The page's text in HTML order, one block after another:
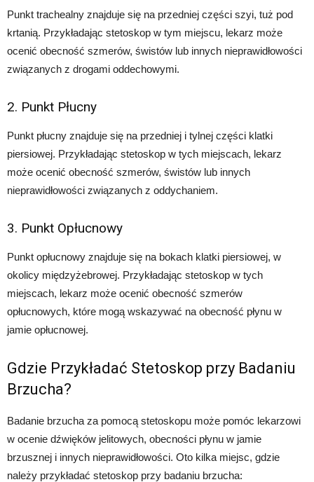
Punkt trachealny znajduje się na przedniej części szyi, tuż pod
krtanią. Przykładając stetoskop w tym miejscu, lekarz może
ocenić obecność szmerów, świstów lub innych nieprawidłowości
związanych z drogami oddechowymi.
2. Punkt Płucny
Punkt płucny znajduje się na przedniej i tylnej części klatki
piersiowej. Przykładając stetoskop w tych miejscach, lekarz
może ocenić obecność szmerów, świstów lub innych
nieprawidłowości związanych z oddychaniem.
3. Punkt Opłucnowy
Punkt opłucnowy znajduje się na bokach klatki piersiowej, w
okolicy międzyżebrowej. Przykładając stetoskop w tych
miejscach, lekarz może ocenić obecność szmerów
opłucnowych, które mogą wskazywać na obecność płynu w
jamie opłucnowej.
Gdzie Przykładać Stetoskop przy Badaniu
Brzucha?
Badanie brzucha za pomocą stetoskopu może pomóc lekarzowi
w ocenie dźwięków jelitowych, obecności płynu w jamie
brzusznej i innych nieprawidłowości. Oto kilka miejsc, gdzie
należy przykładać stetoskop przy badaniu brzucha: